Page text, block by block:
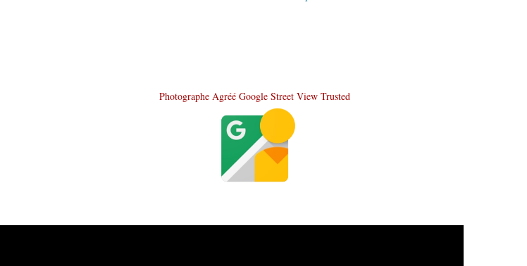
Photographe Agréé Google Street View Trusted